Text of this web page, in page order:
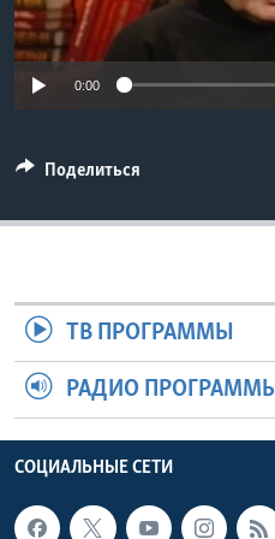
Learning English
Языки
0:00
Поделиться
ТВ ПРОГРАММЫ
РАДИО ПРОГРАММЫ
СОЦИАЛЬНЫЕ СЕТИ